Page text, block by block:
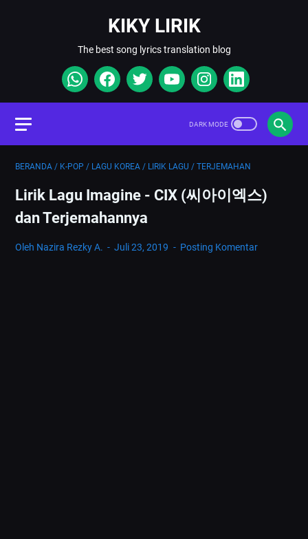
KIKY LIRIK
The best song lyrics translation blog
BERANDA / K-POP / LAGU KOREA / LIRIK LAGU / TERJEMAHAN
Lirik Lagu Imagine - CIX (씨아이엑스)
dan Terjemahannya
Oleh Nazira Rezky A. Juli 23, 2019 Posting Komentar